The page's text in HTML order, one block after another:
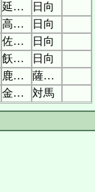
延岡城
日向
高鍋城
日向
佐土原城
日向
飫肥城
日向
鹿児島城
薩摩、大隅
金石城 対馬